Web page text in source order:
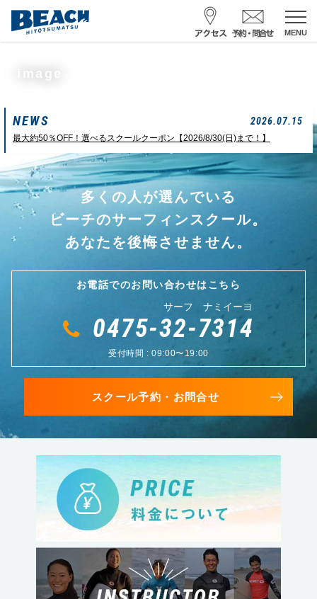
MENU
スクール予約・お問合せ
サーフ ナミイーヨ
0475-32-7314
受付時間 : 09:00〜19:00
一松海岸 波情報
状態 風
03：27/14：31
image
NEWS 2026.07.15
最大約50％OFF！選べるスクールクーポン【2026/8/30(日)まで！】
多くの人が選んでいる
ビーチのサーフィンスクール。
あなたを後悔させません。
お電話でのお問い合わせはこちら
サーフ ナミイーヨ
0475-32-7314
受付時間 : 09:00〜19:00
スクール予約・お問合せ